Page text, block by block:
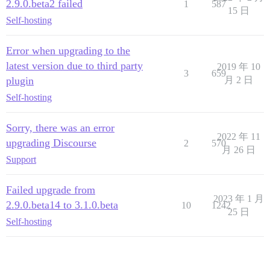
2.9.0.beta2 failed
Self-hosting
1 587
15 日
Error when upgrading to the
latest version due to third party
plugin
Self-hosting
3 659
2019 年 10
月 2 日
Sorry, there was an error
upgrading Discourse
Support
2 570
2022 年 11
月 26 日
Failed upgrade from
2.9.0.beta14 to 3.1.0.beta
Self-hosting
10 1242
2023 年 1 月
25 日